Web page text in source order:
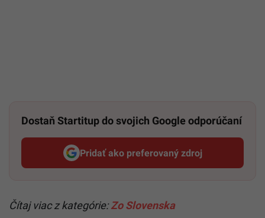
Dostaň Startitup do svojich Google odporúčaní
Pridať ako preferovaný zdroj
Startitup, odkaz sa otvorí v
Čítaj viac z kategórie:Zo Slovenska